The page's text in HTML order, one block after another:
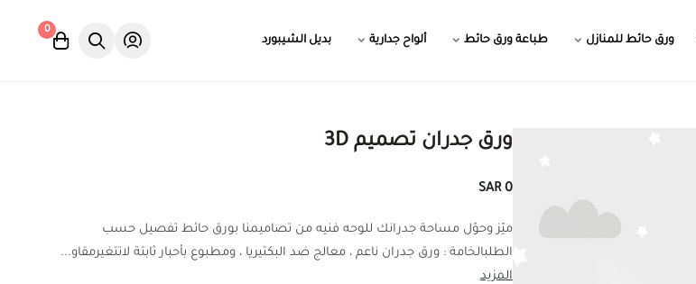
ورق حائط للمنازل طباعة ورق حائط ألواح جدارية بديل الشيبورد
0
ورق جدران تصميم 3D
0 SAR
ميّز وحوّل مساحة جدرانك للوحه فنيه من تصاميمنا بورق حائط تفصيل حسب
الطلبالخامة : ورق جدران ناعم ، معالج ضد البكتيريا ، ومطبوع بأحبار ثابتة لاتتغيرمقاو...
المزيد